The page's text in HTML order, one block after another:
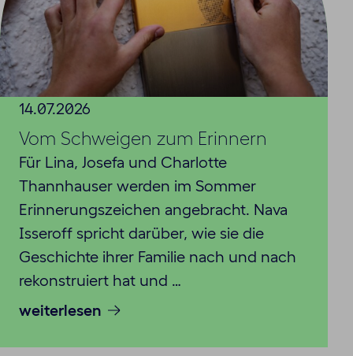
Vom Schweigen zum Erinnern
14.07.2026
Für Lina, Josefa und Charlotte
Thannhauser werden im Sommer
Erinnerungszeichen angebracht. Nava
Isseroff spricht darüber, wie sie die
Geschichte ihrer Familie nach und nach
rekonstruiert hat und …
weiterlesen